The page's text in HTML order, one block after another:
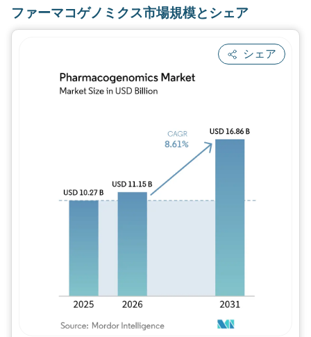
ファーマコゲノミクス市場規模とシェア
シェア